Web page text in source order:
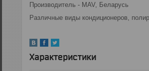
Производитель - MAV, Беларусь
Различные виды кондиционеров,
Характеристики